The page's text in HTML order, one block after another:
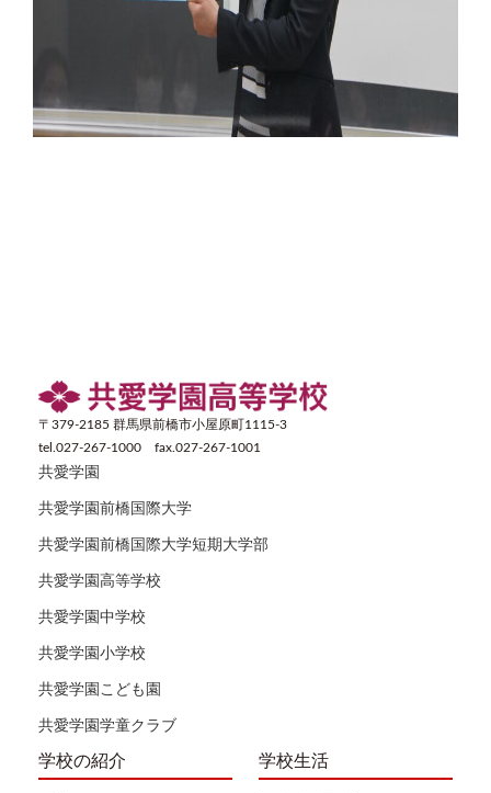
〒379-2185 群馬県前橋市小屋原町1115-3
tel.027-267-1000 fax.027-267-1001
共愛学園
共愛学園前橋国際大学
共愛学園前橋国際大学短期大学部
共愛学園高等学校
共愛学園中学校
共愛学園小学校
共愛学園こども園
共愛学園学童クラブ
学校の紹介 学校生活